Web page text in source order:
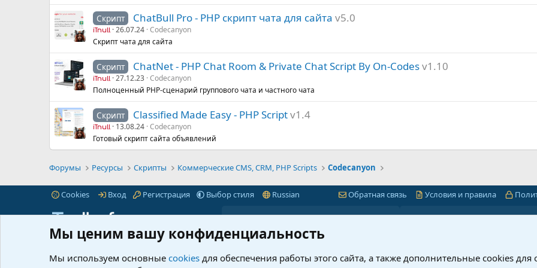
Скрипт ChatBull Pro - PHP скрипт чата для сайта v5.0
iTnull 26.07.24 Codecanyon
Скрипт чата для сайта
Скрипт ChatNet - PHP Chat Room & Private Chat Script By On-Codesv1.10
iTnull 27.12.23 Codecanyon
Полноценный PHP-сценарий группового чата и частного чата
Скрипт Classified Made Easy - PHP Scriptv1.4
iTnull 13.08.24 Codecanyon
Готовый скрипт сайта объявлений
Форумы Ресурсы Скрипты Коммерческие CMS, CRM, PHP Scripts Codecanyon
Cookies Вход Регистрация Выбор стиля Russian Обратная связь Условия и правила
iTnull.info - это популярный форум для веб-
мастеров любого уровня. Читать далее...
Маркет
Интернет-магазин + CRM
Мы ценим вашу конфиденциальность
Мы используем основные cookies для обеспечения работы этого сайта, а также дополнительные cookies для